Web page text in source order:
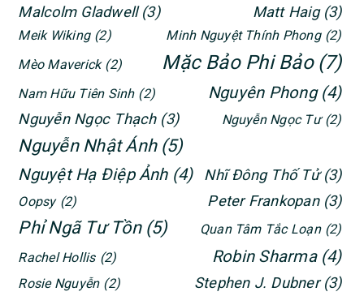
Malcolm Gladwell (3) Matt Haig (3)
Meik Wiking (2) Minh Nguyệt Thính Phong (2)
Mèo Maverick (2) Mặc Bảo Phi Bảo (7)
Nam Hữu Tiên Sinh (2) Nguyên Phong (4)
Nguyễn Ngọc Thạch (3) Nguyễn Ngọc Tư (2)
Nguyễn Nhật Ánh (5)
Nguyệt Hạ Điệp Ảnh (4) Nhĩ Đông Thố Tử (3)
Oopsy (2) Peter Frankopan (3)
Phỉ Ngã Tư Tồn (5) Quan Tâm Tắc Loạn (2)
Rachel Hollis (2) Robin Sharma (4)
Rosie Nguyễn (2) Stephen J. Dubner (3)